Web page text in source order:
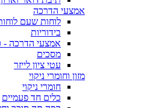
אמצעי הדרכה
לוחות שעם
בידוריות
אמצעי הדרכה -
מסכים
עטי ציון לייזר
מזון וחומרי ניקוי
חומרי ניקוי
כלים חד פעמיים